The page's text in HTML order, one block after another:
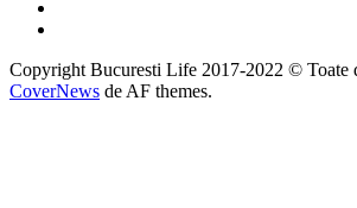
Copyright Bucuresti Life 2017-2022 © Toate
CoverNews de AF themes.